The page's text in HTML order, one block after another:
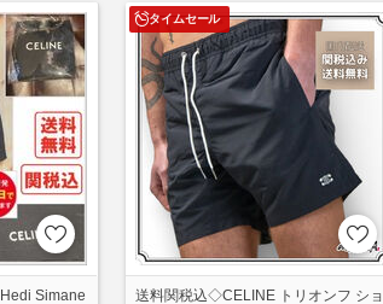
Simane
タイムセール
送料関税込◇CELINE トリオンフ ショ